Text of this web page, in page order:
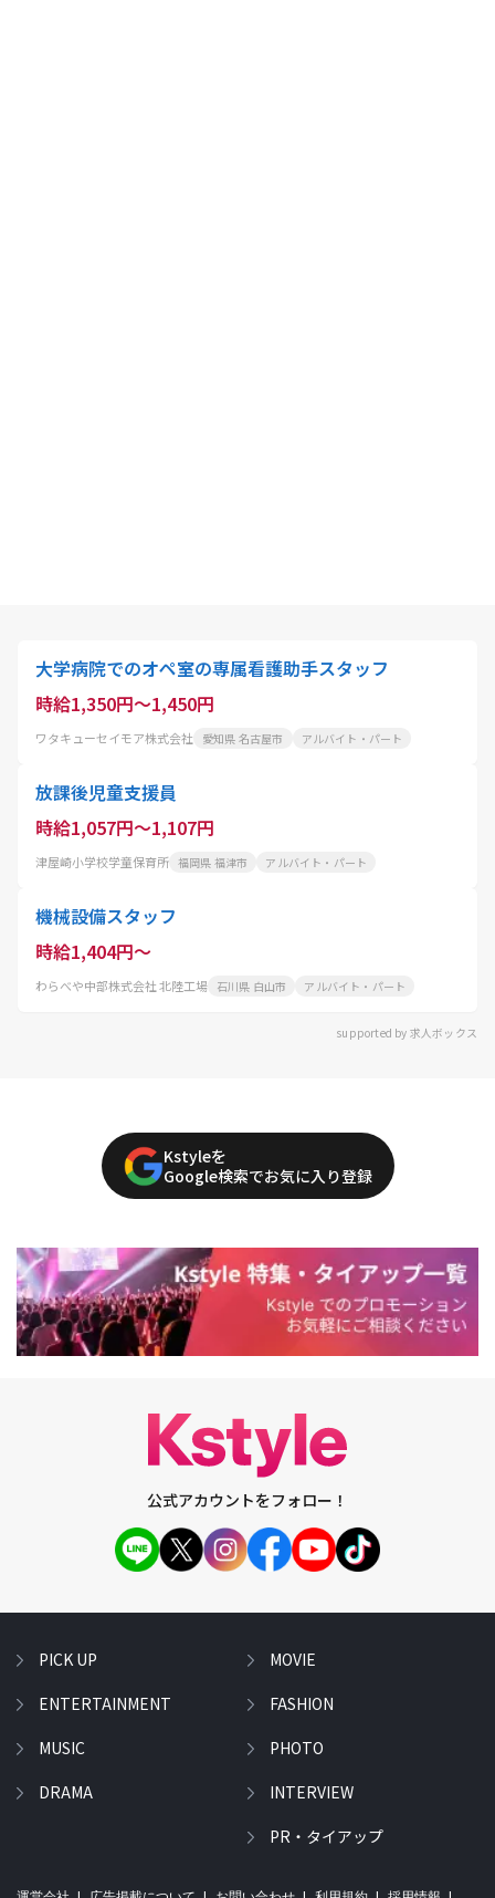
大学病院でのオペ室の専属看護助手スタッフ
時給1,350円～1,450円
ワタキューセイモア株式会社 愛知県 名古屋市 アルバイト・パート
放課後児童支援員
時給1,057円～1,107円
津屋崎小学校学童保育所 福岡県 福津市 アルバイト・パート
機械設備スタッフ
時給1,404円～
わらべや中部株式会社 北陸工場 石川県 白山市 アルバイト・パート
supported by 求人ボックス
Kstyleを
Google検索でお気に入り登録
公式アカウントをフォロー！
PICK UP
ENTERTAINMENT
MUSIC
DRAMA
MOVIE
FASHION
PHOTO
INTERVIEW
PR・タイアップ